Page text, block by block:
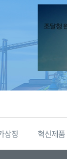
켈,
구
징 혁신제품